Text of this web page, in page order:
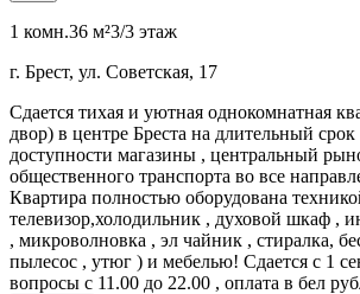
1 комн.36 м²3/3 этаж
г. Брест, ул. Советская, 17
Сдается тихая и уютная однокомнатная
двор) в центре Бреста на длительный
доступности магазины , центральный
общественного транспорта во все
Квартира полностью оборудована
телевизор,холодильник , духовой шкаф ,
, микроволновка , эл чайник , стиралка,
пылесос , утюг ) и мебелью! Сдается с 1
вопросы с 11.00 до 22.00 , оплата в бел